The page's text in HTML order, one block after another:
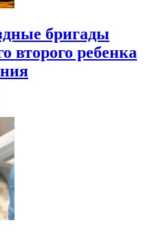
бригады
второго ребенка